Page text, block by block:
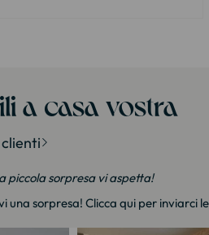
a casa vostra
piccola sorpresa vi aspetta!
una sorpresa! Clicca qui per inviarci